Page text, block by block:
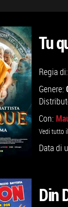
Tu
Regia di:
Genere:
Con:
Vedi tutto
Data di
Din